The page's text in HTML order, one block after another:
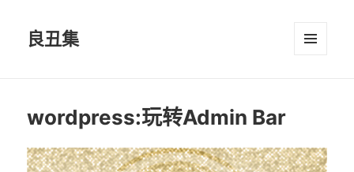
良丑集
wordpress:玩转Admin Bar